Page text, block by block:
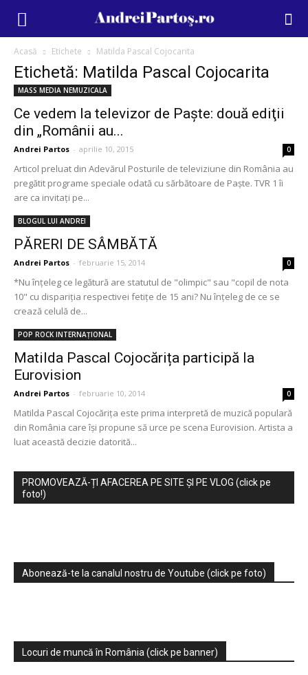
Acasă Etichete Matilda Pascal Cojocarita
Etichetă: Matilda Pascal Cojocarita
MASS MEDIA NEMUZICALA
Ce vedem la televizor de Paşte: două ediţii
din „Românii au...
Andrei Partos - aprilie 10, 2015 0
Articol preluat din Adevărul Posturile de televiziune din România au
pregătit programe speciale odată cu sărbătoare de Paşte. TVR 1 îi
are ca invitaţi pe...
BLOGUL LUI ANDREI
PĂRERI DE SÂMBĂTĂ
Andrei Partos - februarie 15, 2014 0
*Nu înţeleg ce legătură are statutul de "olimpic" sau "copil de nota
10" cu dispariţia respectivei fetiţe de 15 ani? Nu înţeleg de ce se
crează celulă de...
POP ROCK INTERNAȚIONAL
Matilda Pascal Cojocărița participă la
Eurovision
Andrei Partos - februarie 10, 2014 0
Matilda Pascal Cojocărița este prima interpretă de muzică populară
din România care își propune să urce pe scena Eurovision. Artista a
luat această decizie datorită...
PROMOVEAZĂ-ȚI AFACEREA PE SITE ȘI PE VLOG (click pe
foto!)
Abonează-te la canalul nostru de Youtube (click pe foto)
Locuri de muncă în România (click pe banner)